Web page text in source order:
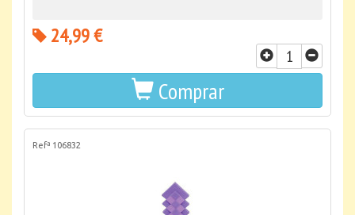
24,99 €
Comprar
Refª 106832